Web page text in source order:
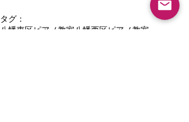
タグ：
八幡東区ピアノ教室 八幡西区ピアノ教室